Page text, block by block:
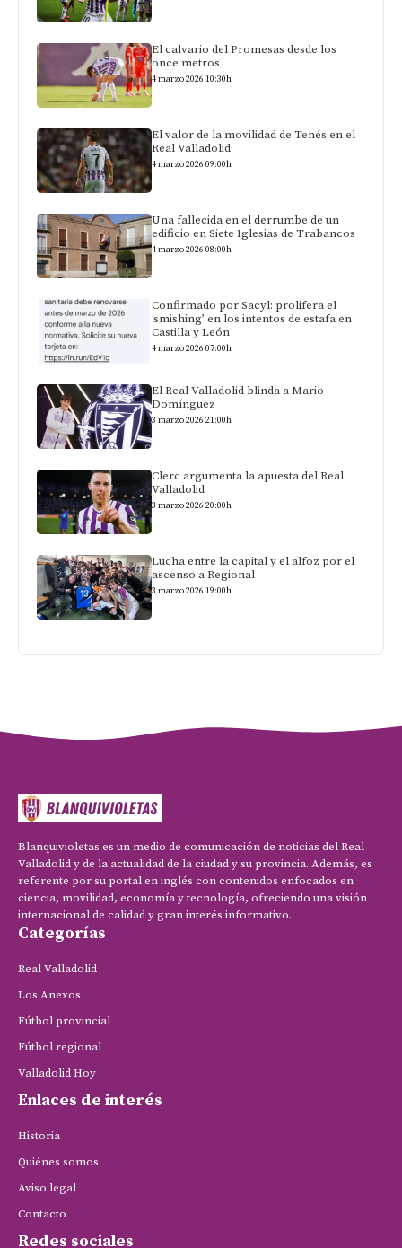
El calvario del Promesas desde los
once metros
4 marzo 2026 10:30h
El valor de la movilidad de Tenés en el
Real Valladolid
4 marzo 2026 09:00h
Una fallecida en el derrumbe de un
edificio en Siete Iglesias de Trabancos
4 marzo 2026 08:00h
Confirmado por Sacyl: prolifera el
‘smishing’ en los intentos de estafa en
Castilla y León
4 marzo 2026 07:00h
El Real Valladolid blinda a Mario
Domínguez
3 marzo 2026 21:00h
Clerc argumenta la apuesta del Real
Valladolid
3 marzo 2026 20:00h
Lucha entre la capital y el alfoz por el
ascenso a Regional
3 marzo 2026 19:00h
Blanquivioletas es un medio de comunicación de noticias del Real
Valladolid y de la actualidad de la ciudad y su provincia. Además, es
referente por su portal en inglés con contenidos enfocados en
ciencia, movilidad, economía y tecnología, ofreciendo una visión
internacional de calidad y gran interés informativo.
Categorías
Real Valladolid
Los Anexos
Fútbol provincial
Fútbol regional
Valladolid Hoy
Enlaces de interés
Historia
Quiénes somos
Aviso legal
Contacto
Redes sociales